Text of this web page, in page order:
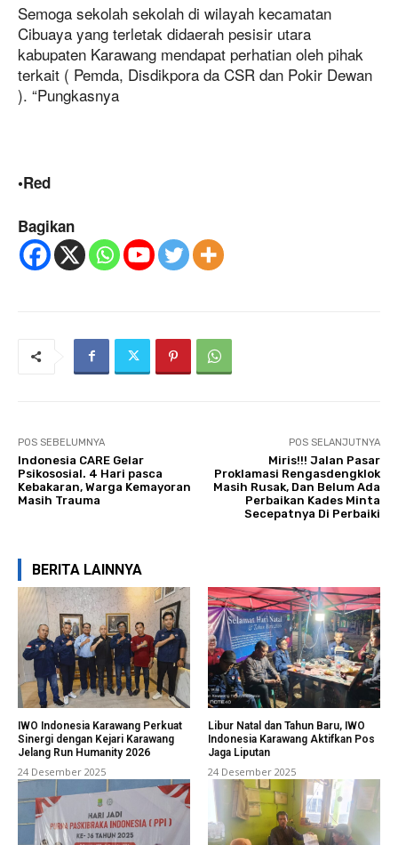
Semoga sekolah sekolah di wilayah kecamatan
Cibuaya yang terletak didaerah pesisir utara
kabupaten Karawang mendapat perhatian oleh pihak
terkait ( Pemda, Disdikpora da CSR dan Pokir Dewan
). “Pungkasnya
•Red
Bagikan
POS SEBELUMNYA
Indonesia CARE Gelar
Psikososial. 4 Hari pasca
Kebakaran, Warga Kemayoran
Masih Trauma
POS SELANJUTNYA
Miris!!! Jalan Pasar
Proklamasi Rengasdengklok
Masih Rusak, Dan Belum Ada
Perbaikan Kades Minta
Secepatnya Di Perbaiki
BERITA LAINNYA
IWO Indonesia Karawang Perkuat
Sinergi dengan Kejari Karawang
Jelang Run Humanity 2026
24 Desember 2025
Libur Natal dan Tahun Baru, IWO
Indonesia Karawang Aktifkan Pos
Jaga Liputan
24 Desember 2025